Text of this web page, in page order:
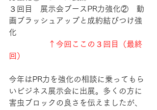
３回目　展示会ブースPR力強化②　動
画ブラッシュアップと成約結びつけ強
化
↑今回ここの３回目（最終
回）
今年はPR力を強化の相談に乗ってもら
いビジネス展示会に出展。多くの方に
害虫ブロックの良さを伝えましたが、